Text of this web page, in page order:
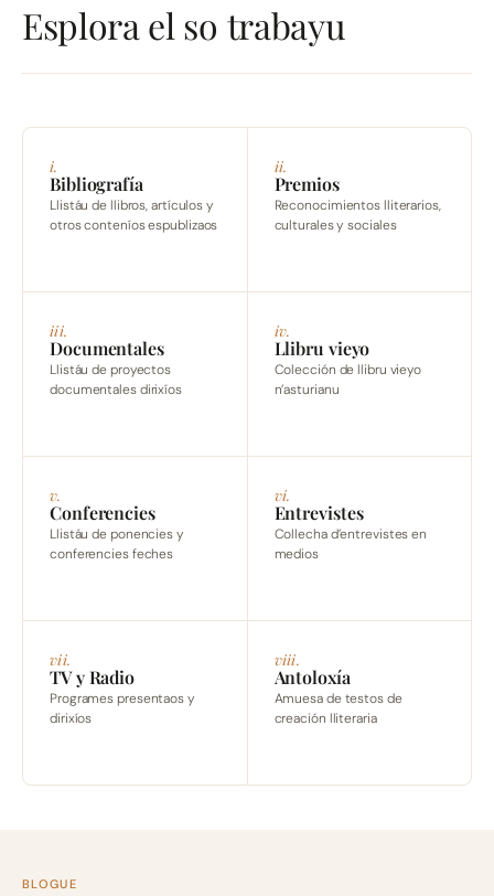
Esplora el so trabayu
i.
Bibliografía
Llistáu de llibros, artículos y
otros conteníos espublizaos
ii.
Premios
Reconocimientos lliterarios,
culturales y sociales
iii.
Documentales
Llistáu de proyectos
documentales dirixíos
iv.
Llibru vieyo
Colección de llibru vieyo
n’asturianu
v.
Conferencies
Llistáu de ponencies y
conferencies feches
vi.
Entrevistes
Collecha d’entrevistes en
medios
vii.
TV y Radio
Programes presentaos y
dirixíos
viii.
Antoloxía
Amuesa de testos de
creación lliteraria
BLOGUE